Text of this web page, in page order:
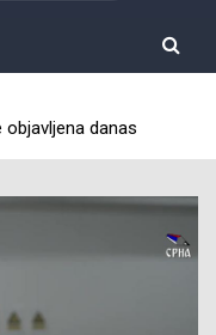
objavljena danas